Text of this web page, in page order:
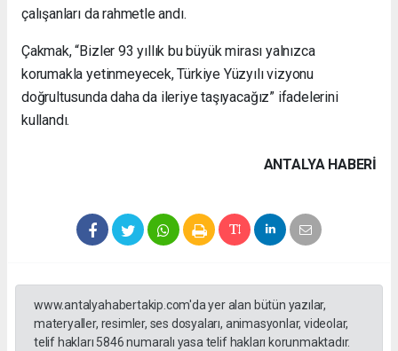
çalışanları da rahmetle andı.
Çakmak, “Bizler 93 yıllık bu büyük mirası yalnızca
korumakla yetinmeyecek, Türkiye Yüzyılı vizyonu
doğrultusunda daha da ileriye taşıyacağız” ifadelerini
kullandı.
ANTALYA HABERİ
www.antalyahabertakip.com'da yer alan bütün yazılar,
materyaller, resimler, ses dosyaları, animasyonlar, videolar,
telif hakları 5846 numaralı yasa telif hakları korunmaktadır.